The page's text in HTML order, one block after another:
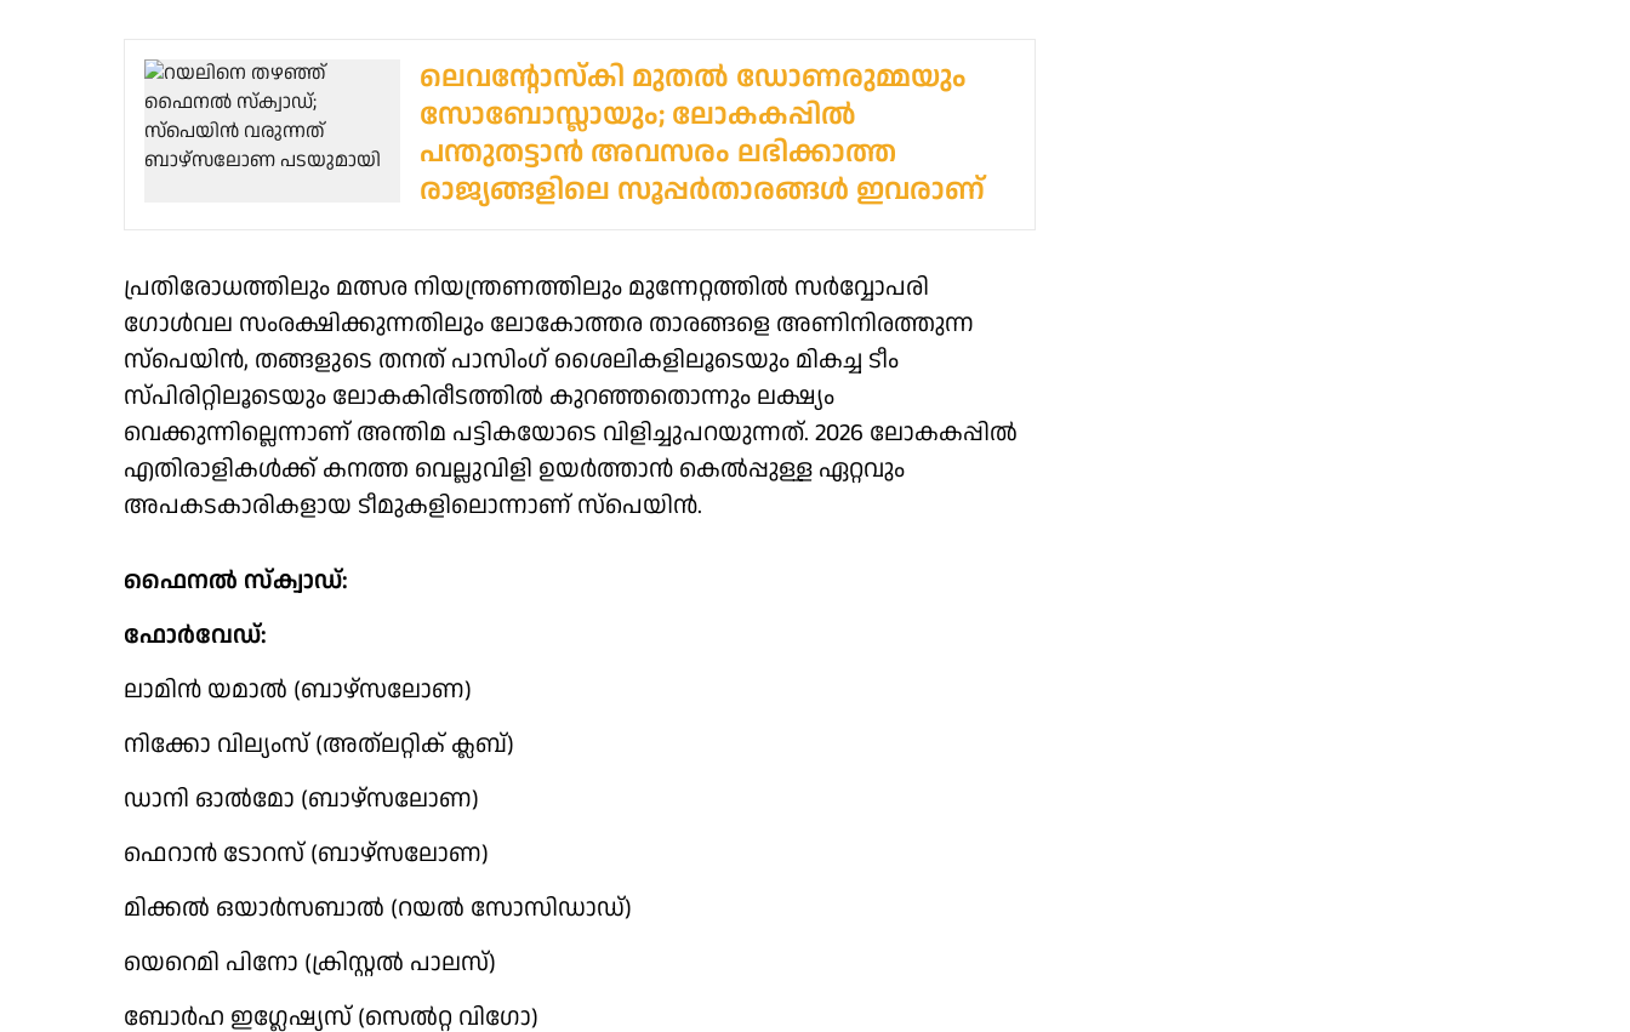
ലെവന്റോസ്‌കി മുതല്‍ ഡോണരുമ്മയും
സോബോസ്ലായും; ലോകകപ്പില്‍
പന്തുതട്ടാന്‍ അവസരം ലഭിക്കാത്ത
രാജ്യങ്ങളിലെ സൂപ്പർതാരങ്ങള്‍ ഇവരാണ്
പ്രതിരോധത്തിലും മത്സര നിയന്ത്രണത്തിലും മുന്നേറ്റത്തില്‍ സര്‍വ്വോപരി
ഗോള്‍വല സംരക്ഷിക്കുന്നതിലും ലോകോത്തര താരങ്ങളെ അണിനിരത്തുന്ന
സ്‌പെയിന്‍, തങ്ങളുടെ തനത് പാസിംഗ് ശൈലികളിലൂടെയും മികച്ച ടീം
സ്പിരിറ്റിലൂടെയും ലോകകിരീടത്തില്‍ കുറഞ്ഞതൊന്നും ലക്ഷ്യം
വെക്കുന്നില്ലെന്നാണ് അന്തിമ പട്ടികയോടെ വിളിച്ചുപറയുന്നത്. 2026 ലോകകപ്പില്‍
എതിരാളികള്‍ക്ക് കനത്ത വെല്ലുവിളി ഉയര്‍ത്താന്‍ കെല്‍പ്പുള്ള ഏറ്റവും
അപകടകാരികളായ ടീമുകളിലൊന്നാണ് സ്‌പെയിന്‍.
ഫൈനല്‍ സ്‌ക്വാഡ്:
ഫോര്‍വേഡ്:
ലാമിന്‍ യമാല്‍ (ബാഴ്‌സലോണ)
നിക്കോ വില്യംസ് (അത്‌ലറ്റിക് ക്ലബ്)
ഡാനി ഓല്‍മോ (ബാഴ്‌സലോണ)
ഫെറാന്‍ ടോറസ് (ബാഴ്‌സലോണ)
മിക്കല്‍ ഒയാര്‍സബാല്‍ (റയല്‍ സോസിഡാഡ്)
യെറെമി പിനോ (ക്രിസ്റ്റല്‍ പാലസ്)
ബോര്‍ഹ ഇഗ്ലേഷ്യസ് (സെല്‍റ്റ വിഗോ)